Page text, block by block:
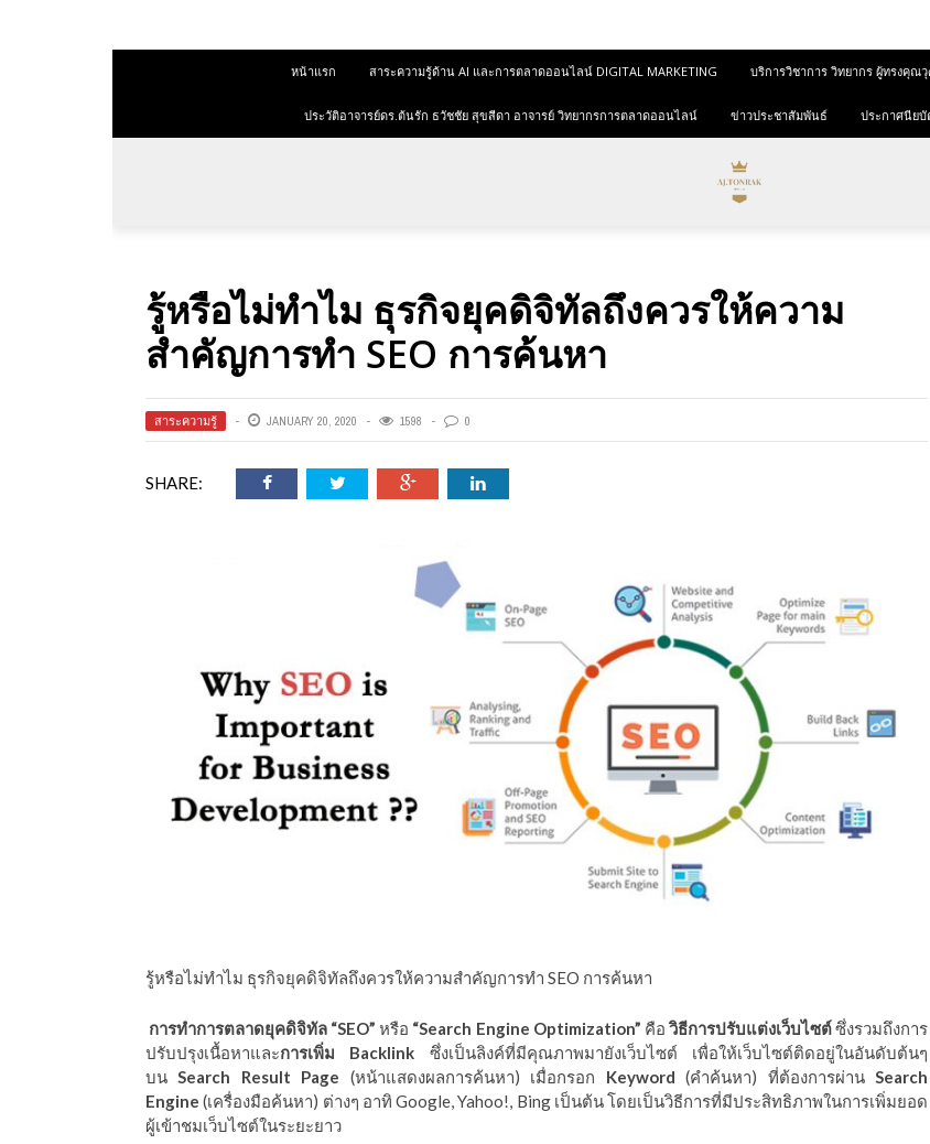
หน้าแรก สาระความรู้ด้าน AI และการตลาดออนไลน์ DIGITAL MARKETING บริการวิชาการ วิทยากร ผู้ทรงคุณ
ประวัติอาจารย์ดร.ต้นรัก ธวัชชัย สุขสีดา อาจารย์ วิทยากรการตลาดออนไลน์ ข่าวประชาสัมพันธ์ ประกาศนียบั
รู้หรือไม่ทำไม ธุรกิจยุคดิจิทัลถึงควรให้ความ
สำคัญการทำ SEO การค้นหา
สาระความรู้ JANUARY 20, 2020 1598 0
SHARE:
รู้หรือไม่ทำไม ธุรกิจยุคดิจิทัลถึงควรให้ความสำคัญการทำ SEO การค้นหา
การทำการตลาดยุคดิจิทัล “SEO” หรือ “Search Engine Optimization” คือวิธีการปรับแต่งเว็บไซต์ซึ่งรวมถึงการ
ปรับปรุงเนื้อหาและการเพิ่ม Backlink ซึ่งเป็นลิงค์ที่มีคุณภาพมายังเว็บไซต์ เพื่อให้เว็บไซต์ติดอยู่ในอันดับต้นๆ
บนSearch Result Page (หน้าแสดงผลการค้นหา) เมื่อกรอก Keyword (คำค้นหา) ที่ต้องการผ่านSearch
Engine (เครื่องมือค้นหา) ต่างๆ อาทิ Google, Yahoo!, Bing เป็นต้น โดยเป็นวิธีการที่มีประสิทธิภาพในการเพิ่มยอด
ผู้เข้าชมเว็บไซต์ในระยะยาว